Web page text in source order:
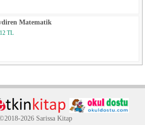
Matematik
12 TL
2026 Sarissa Kitap